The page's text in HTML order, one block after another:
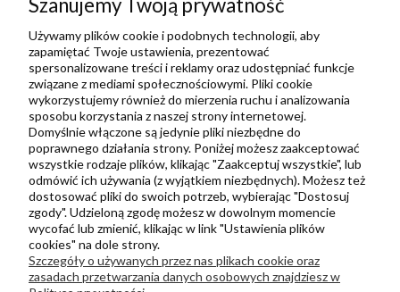
Ulubione
Zbieraj punkty za zakupy
Informacje
Kontakt
Regulamin
Polityka prywatności
Metody wysyłki i płatności
Płatności odroczone PayPo
Zwroty i reklamacje
Newsletter
Szanujemy Twoją prywatność
Używamy plików cookie i podobnych technologii, aby
zapamiętać Twoje ustawienia, prezentować
spersonalizowane treści i reklamy oraz udostępniać funkcje
związane z mediami społecznościowymi. Pliki cookie
wykorzystujemy również do mierzenia ruchu i analizowania
sposobu korzystania z naszej strony internetowej.
Domyślnie włączone są jedynie pliki niezbędne do
poprawnego działania strony. Poniżej możesz zaakceptować
wszystkie rodzaje plików, klikając "Zaakceptuj wszystkie", lub
odmówić ich używania (z wyjątkiem niezbędnych). Możesz też
dostosować pliki do swoich potrzeb, wybierając "Dostosuj
zgody". Udzieloną zgodę możesz w dowolnym momencie
wycofać lub zmienić, klikając w link "Ustawienia plików
cookies" na dole strony.
Szczegóły o używanych przez nas plikach cookie oraz
zasadach przetwarzania danych osobowych znajdziesz w